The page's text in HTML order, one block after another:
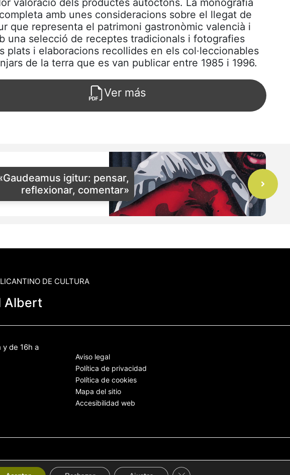
valoració dels productes autòctons. La monografia
amb unes consideracions sobre el llegat de
que representa el patrimoni gastronòmic valencià i
una selecció de receptes tradicionals i fotografies
plats i elaboracions recollides en els col·leccionables
de la terra que es van publicar entre 1985 i 1996.
Ver más
igitur: pensar,
reflexionar, comentar»
DE CULTURA
Albert
de 16h a
Aviso legal
Política de privacidad
Política de cookies
Mapa del sitio
Accesibilidad web
Cerrar el banner de cookies RGPD